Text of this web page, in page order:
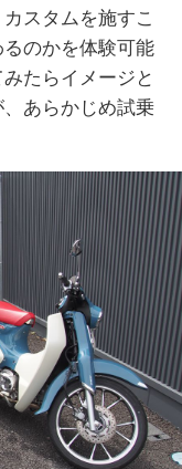
スタムを施すこ
のかを体験可能
たらイメージと
あらかじめ試乗